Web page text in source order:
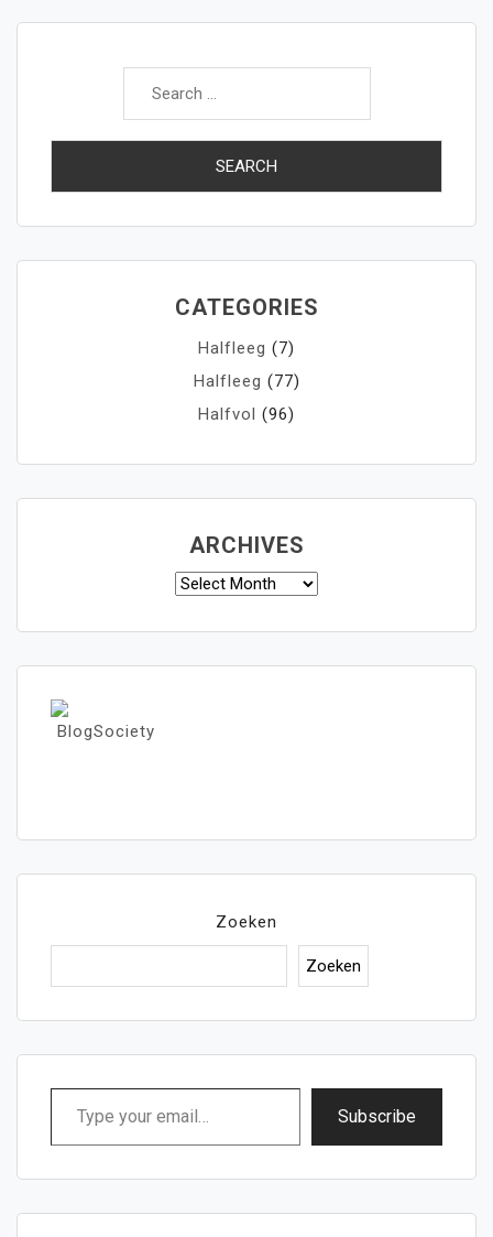
Search
CATEGORIES
Halfleeg (7)
Halfleeg (77)
Halfvol (96)
ARCHIVES
Archives
Zoeken
Zoeken
Subscribe